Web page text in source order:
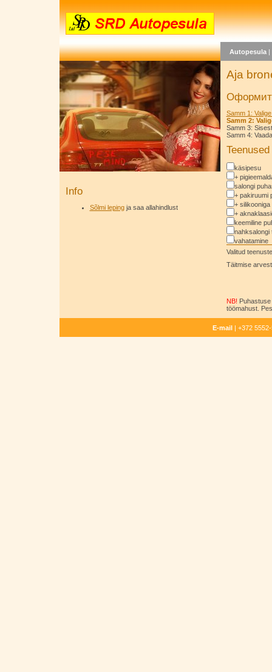
Autopesula
Info
Sõlmi lepingja saa allahindlust
Aja
Samm 1:
Samm 2:
Samm 3:
Samm 4:
Teenused
käsipesu
+
salongi
+ pakiruumi
+ silikooniga
+
keemiline
nahksalongi
vahatamine
Valitud
Täitmise
NB!
töömahust.
E-mail| +372